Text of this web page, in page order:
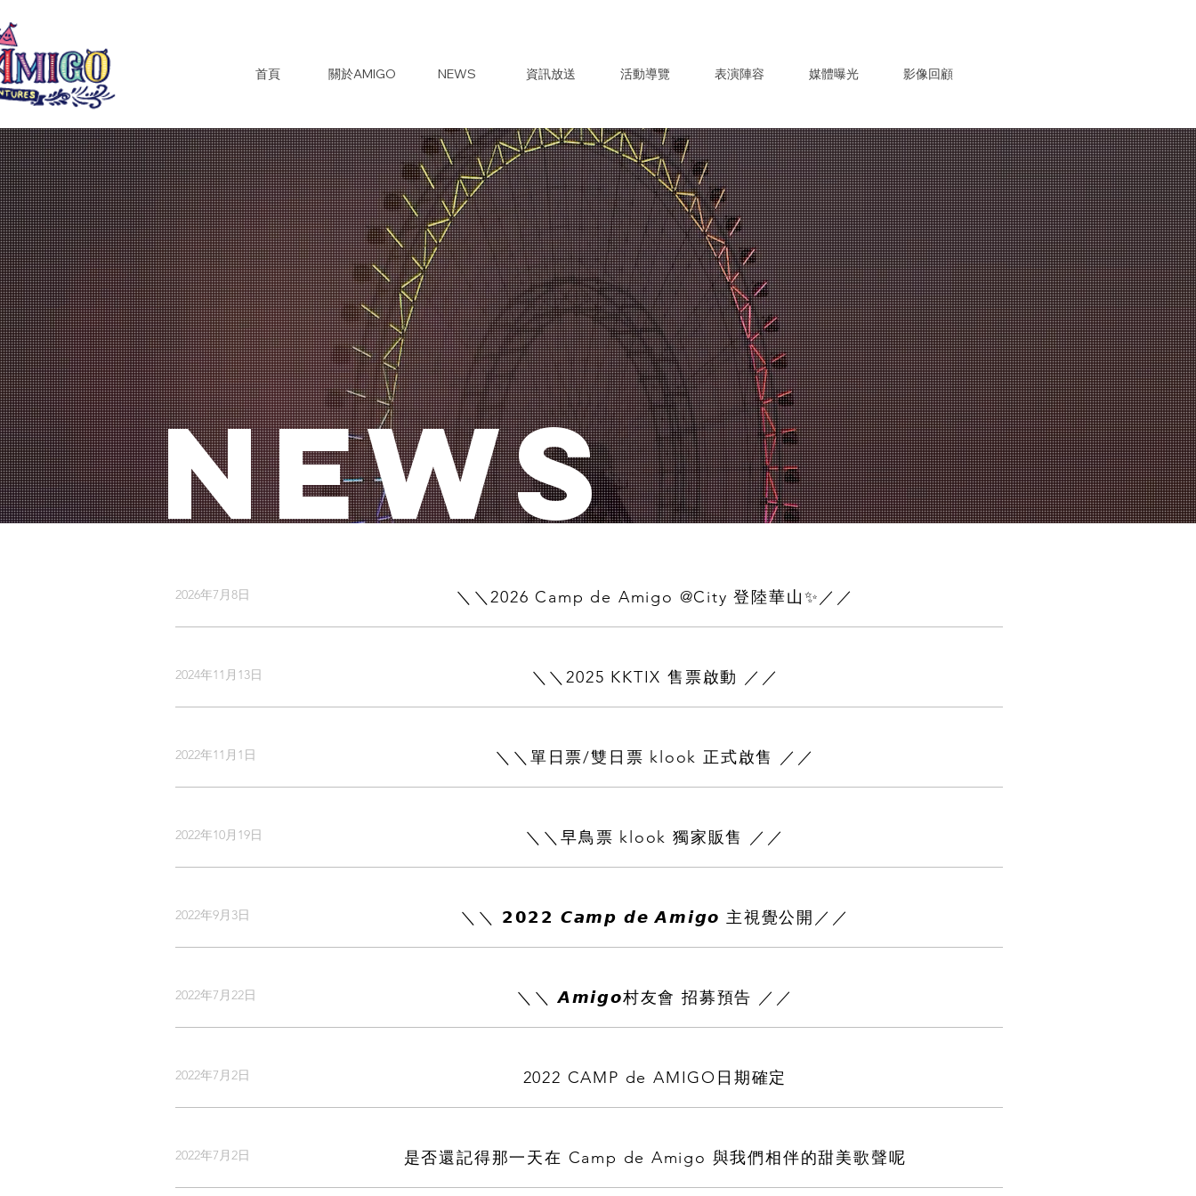
首頁 關於AMIGO NEWS 資訊放送 活動導覽 表演陣容 媒體曝光 影像回顧
2026年7月8日 ＼＼2026 Camp de Amigo @City 登陸華山✨／／
2024年11月13日 ＼＼2025 KKTIX 售票啟動 ／／
2022年11月1日 ＼＼單日票/雙日票 klook 正式啟售 ／／
2022年10月19日 ＼＼早鳥票 klook 獨家販售 ／／
2022年9月3日 ＼＼ 𝟮𝟬𝟮𝟮 𝘾𝙖𝙢𝙥 𝙙𝙚 𝘼𝙢𝙞𝙜𝙤 主視覺公開／／
2022年7月22日 ＼＼ 𝘼𝙢𝙞𝙜𝙤村友會 招募預告 ／／
2022年7月2日 2022 CAMP de AMIGO日期確定
2022年7月2日 是否還記得那一天在 Camp de Amigo 與我們相伴的甜美歌聲呢
NEWS